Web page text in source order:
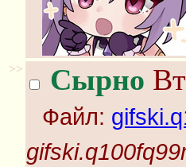
>> Сырно
Файл: